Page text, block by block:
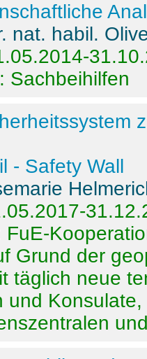
nat. habil.
Sachbeihilfen
- Safety Wall
FuE-
Grund der
täglich neue
und